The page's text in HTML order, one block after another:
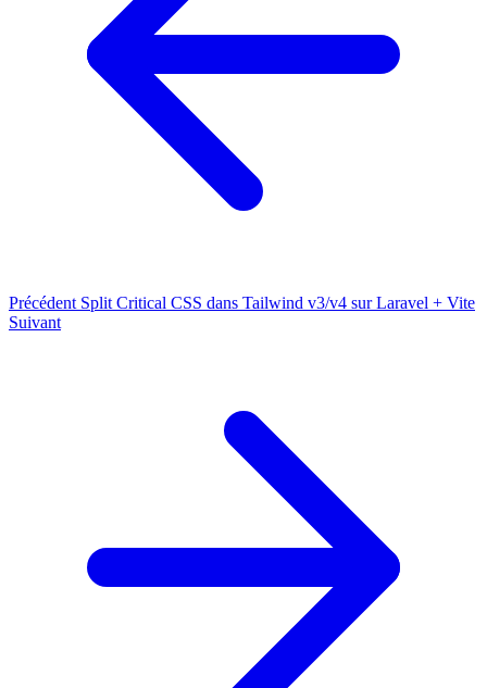
Précédent Split Critical CSS dans Tailwind v3/v4 sur Laravel + Vite
Suivant